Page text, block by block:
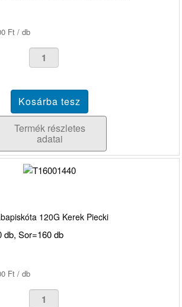
Ft / db
Termék részletes
adatai
120G Kerek Piecki
db, Sor=160 db
Ft / db